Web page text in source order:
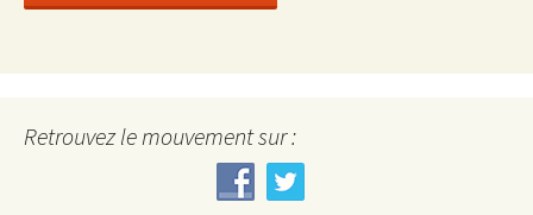
Retrouvez le mouvement sur :